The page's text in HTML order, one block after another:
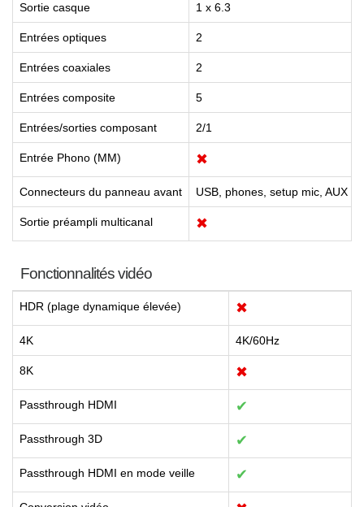
Sortie casque 1 x 6.3
Entrées optiques 2
Entrées coaxiales 2
Entrées composite 5
Entrées/sorties composant 2/1
Entrée Phono (MM) ✖
Connecteurs du panneau avant USB, phones, setup mic, AUX
Sortie préampli multicanal ✖
Fonctionnalités vidéo
HDR (plage dynamique élevée) ✖
4K 4K/60Hz
8K ✖
Passthrough HDMI ✔
Passthrough 3D ✔
Passthrough HDMI en mode veille ✔